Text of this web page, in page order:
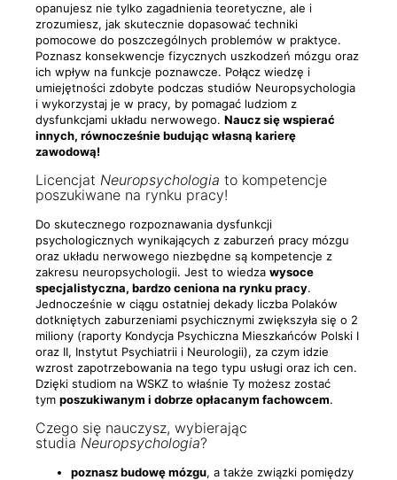
opanujesz nie tylko zagadnienia teoretyczne, ale i
zrozumiesz, jak skutecznie dopasować techniki
pomocowe do poszczególnych problemów w praktyce.
Poznasz konsekwencje fizycznych uszkodzeń mózgu oraz
ich wpływ na funkcje poznawcze. Połącz wiedzę i
umiejętności zdobyte podczas studiów Neuropsychologia
i wykorzystaj je w pracy, by pomagać ludziom z
dysfunkcjami układu nerwowego.Naucz się wspierać
innych, równocześnie budując własną karierę
zawodową!
LicencjatNeuropsychologiato kompetencje
poszukiwane na rynku pracy!
Do skutecznego rozpoznawania dysfunkcji
psychologicznych wynikających z zaburzeń pracy mózgu
oraz układu nerwowego niezbędne są kompetencje z
zakresu neuropsychologii. Jest to wiedzawysoce
specjalistyczna, bardzo ceniona na rynku pracy.
Jednocześnie w ciągu ostatniej dekady liczba Polaków
dotkniętych zaburzeniami psychicznymi zwiększyła się o 2
miliony (raporty Kondycja Psychiczna Mieszkańców Polski I
oraz II, Instytut Psychiatrii i Neurologii), za czym idzie
wzrost zapotrzebowania na tego typu usługi oraz ich cen.
Dzięki studiom na WSKZ to właśnie Ty możesz zostać
tymposzukiwanym i dobrze opłacanym fachowcem.
Czego się nauczysz, wybierając
studiaNeuropsychologia?
poznasz budowę mózgu, a także związki pomiędzy